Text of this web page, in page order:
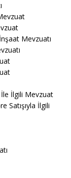
Mevzuatı
İle İlgili Mevzuat
Satışıyla İlgili